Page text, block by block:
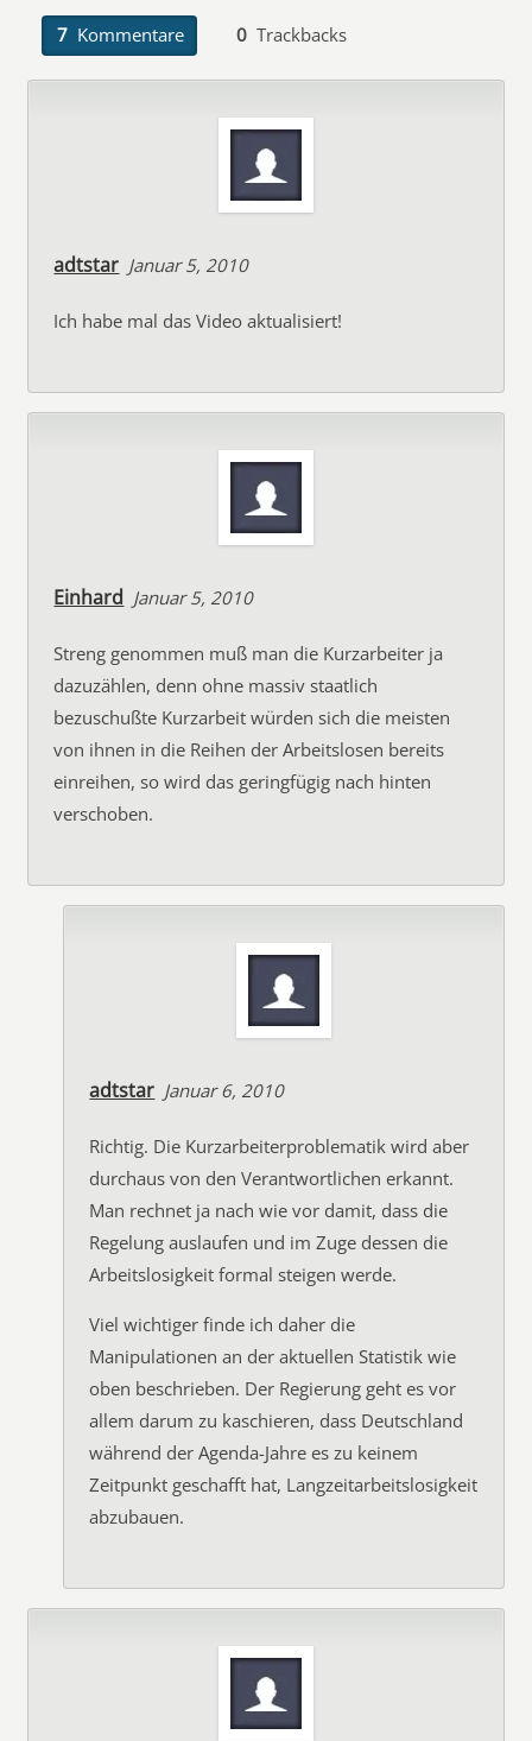
7 Kommentare 0 Trackbacks
adtstar Januar 5, 2010
Ich habe mal das Video aktualisiert!
Einhard Januar 5, 2010
Streng genommen muß man die Kurzarbeiter ja
dazuzählen, denn ohne massiv staatlich
bezuschußte Kurzarbeit würden sich die meisten
von ihnen in die Reihen der Arbeitslosen bereits
einreihen, so wird das geringfügig nach hinten
verschoben.
adtstar Januar 6, 2010
Richtig. Die Kurzarbeiterproblematik wird aber
durchaus von den Verantwortlichen erkannt.
Man rechnet ja nach wie vor damit, dass die
Regelung auslaufen und im Zuge dessen die
Arbeitslosigkeit formal steigen werde.
Viel wichtiger finde ich daher die
Manipulationen an der aktuellen Statistik wie
oben beschrieben. Der Regierung geht es vor
allem darum zu kaschieren, dass Deutschland
während der Agenda-Jahre es zu keinem
Zeitpunkt geschafft hat, Langzeitarbeitslosigkeit
abzubauen.